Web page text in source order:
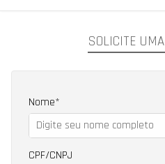
SOLICITE
Nome
CPF/CNPJ